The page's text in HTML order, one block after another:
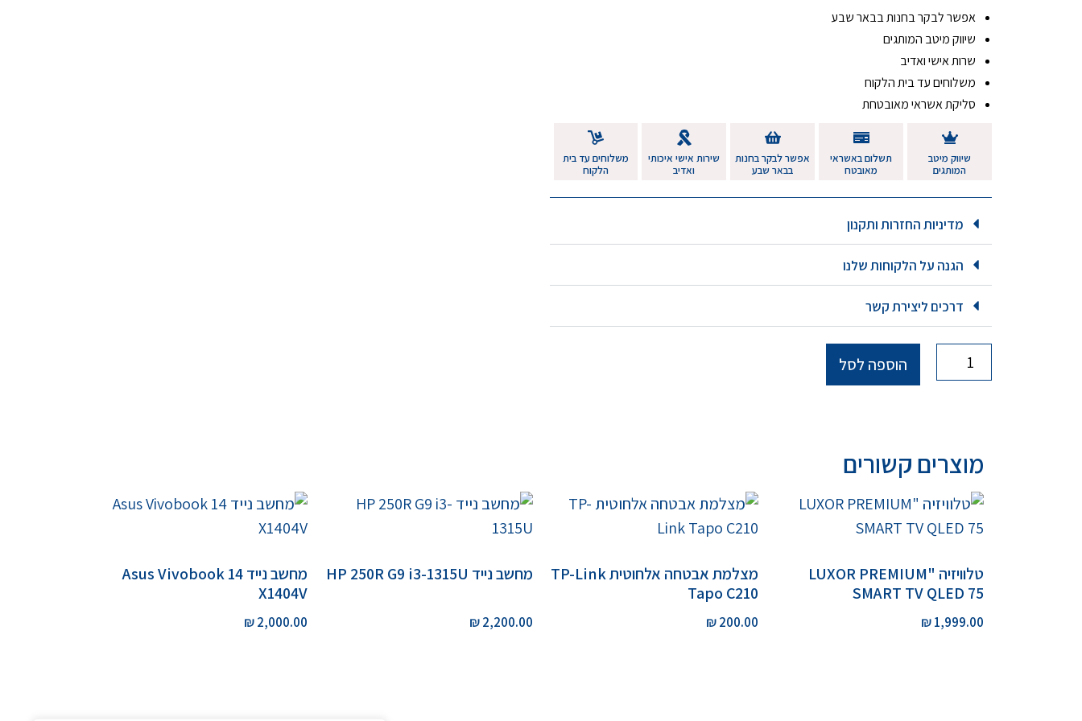
אפשר לבקר בחנות בבאר שבע
שיווק מיטב המותגים
שרות אישי ואדיב
משלוחים עד בית הלקוח
סליקת אשראי מאובטחת
שיווק מיטב
המותגים
תשלום באשראי
מאובטח
אפשר לבקר בחנות
בבאר שבע
שירות אישי איכותי
ואדיב
משלוחים עד בית
הלקוח
מדיניות החזרות ותקנון
הגנה על הלקוחות שלנו
דרכים ליצירת קשר
הוספה לסל
מוצרים קשורים
טלוויזיה "LUXOR PREMIUM
SMART TV QLED 75
1,999.00
₪
מצלמת אבטחה אלחוטית TP-Link
Tapo C210
200.00
₪
מחשב נייד HP 250R G9 i3-1315U
2,200.00
₪
מחשב נייד Asus Vivobook 14
X1404V
2,000.00
₪